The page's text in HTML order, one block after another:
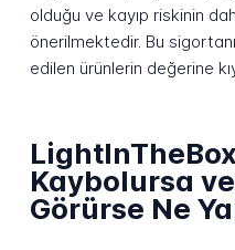
olduğu ve kayıp riskinin
önerilmektedir. Bu
edilen ürünlerin değerine
Kaybolursa
Görürse Ne